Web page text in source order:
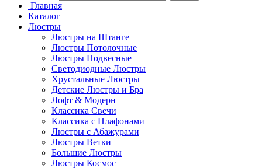
Главная
Каталог
Люстры
Люстры на Штанге
Люстры Потолочные
Люстры Подвесные
Светодиодные Люстры
Хрустальные Люстры
Детские Люстры и Бра
Лофт & Модерн
Классика Свечи
Классика с Плафонами
Люстры с Абажурами
Люстры Ветки
Большие Люстры
Люстры Космос